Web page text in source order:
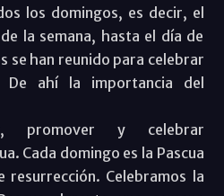
los domingos, es decir, el
la semana, hasta el día de
se han reunido para celebrar
De ahí la importancia del
promover y celebrar
Cada domingo es la Pascua
resurrección. Celebramos la